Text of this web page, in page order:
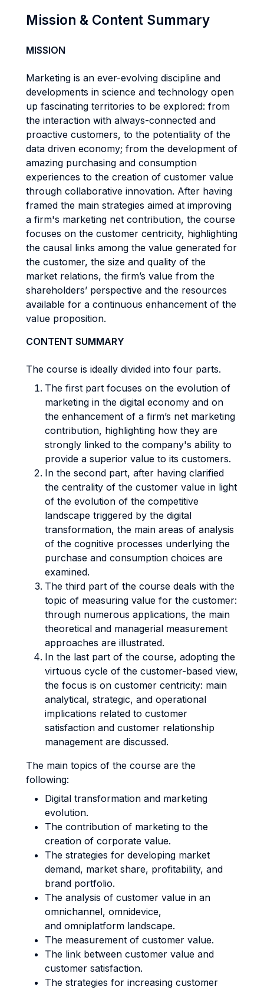
Mission & Content Summary
MISSION
Marketing is an ever-evolving discipline and
developments in science and technology open
up fascinating territories to be explored: from
the interaction with always-connected and
proactive customers, to the potentiality of the
data driven economy; from the development of
amazing purchasing and consumption
experiences to the creation of customer value
through collaborative innovation. After having
framed the main strategies aimed at improving
a firm's marketing net contribution, the course
focuses on the customer centricity, highlighting
the causal links among the value generated for
the customer, the size and quality of the
market relations, the firm’s value from the
shareholders’ perspective and the resources
available for a continuous enhancement of the
value proposition.
CONTENT SUMMARY
The course is ideally divided into four parts.
The first part focuses on the evolution of
marketing in the digital economy and on
the enhancement of a firm’s net marketing
contribution, highlighting how they are
strongly linked to the company's ability to
provide a superior value to its customers.
In the second part, after having clarified
the centrality of the customer value in light
of the evolution of the competitive
landscape triggered by the digital
transformation, the main areas of analysis
of the cognitive processes underlying the
purchase and consumption choices are
examined.
The third part of the course deals with the
topic of measuring value for the customer:
through numerous applications, the main
theoretical and managerial measurement
approaches are illustrated.
In the last part of the course, adopting the
virtuous cycle of the customer-based view,
the focus is on customer centricity: main
analytical, strategic, and operational
implications related to customer
satisfaction and customer relationship
management are discussed.
The main topics of the course are the
following:
Digital transformation and marketing
evolution.
The contribution of marketing to the
creation of corporate value.
The strategies for developing market
demand, market share, profitability, and
brand portfolio.
The analysis of customer value in an
omnichannel, omnidevice,
and omniplatform landscape.
The measurement of customer value.
The link between customer value and
customer satisfaction.
The strategies for increasing customer